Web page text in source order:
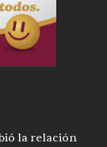
la relación